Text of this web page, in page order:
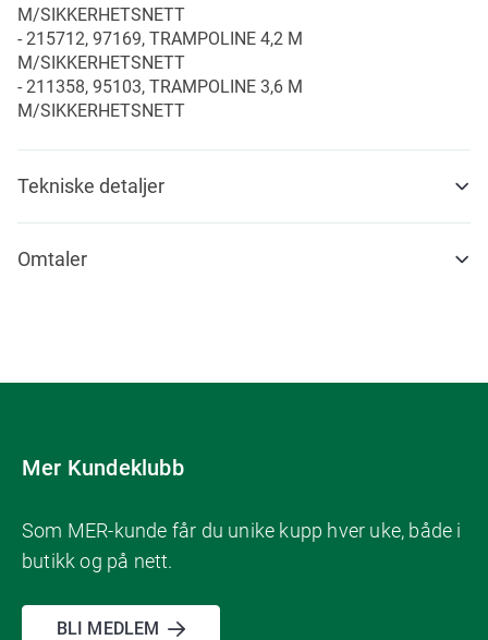
M/SIKKERHETSNETT
- 215712, 97169, TRAMPOLINE 4,2 M
M/SIKKERHETSNETT
- 211358, 95103, TRAMPOLINE 3,6 M
M/SIKKERHETSNETT
Tekniske detaljer
Omtaler
Mer Kundeklubb
Som MER-kunde får du unike kupp hver uke, både i
butikk og på nett.
BLI MEDLEM